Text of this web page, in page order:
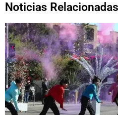
Noticias Relacionadas